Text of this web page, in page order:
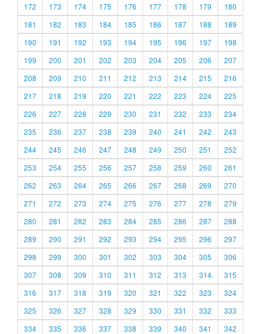
172
173 174 175 176 177 178 179
180
181
182 183 184 185 186 187 188
189
190
191 192 193 194 195 196 197
198
199
200 201 202 203 204 205 206
207
208
209 210 211 212 213 214 215
216
217
218 219 220 221 222 223 224
225
226
227 228 229 230 231 232 233
234
235
236 237 238 239 240 241 242
243
244
245 246 247 248 249 250 251
252
253
254 255 256 257 258 259 260
261
262
263 264 265 266 267 268 269
270
271
272 273 274 275 276 277 278
279
280
281 282 283 284 285 286 287
288
289
290 291 292 293 294 295 296
297
298
299 300 301 302 303 304 305
306
307
308 309 310 311 312 313 314
315
316
317 318 319 320 321 322 323
324
325
326 327 328 329 330 331 332
333
334
335 336 337 338 339 340 341 342